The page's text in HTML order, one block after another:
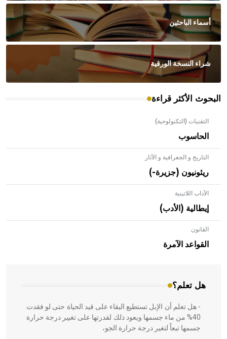
أسماء الباحثين
شراء النسخة الورقية
البحوث الأكثر قراءة
التقنيات (التكنولوجية)
الحاسوب
التاريخ و الجغرافية و الآثار
ريئونيون (جزيرة-)
الآداب اللاتينية
إيطالية (الأدب)
القانون
القواعد الآمرة
هل تعلم؟
- هل تعلم أن الأبلق نوع من الفنون الهندسية التي ارتبطت
بالعمارة الإسلامية في بلاد الشام ومصر خاصة، حيث يحرص
المعمار على بناء مداميكه وخاصة في الواجهات
- هل تعلم أن الإبل تستطيع البقاء على قيد الحياة حتى لو فقدت
40% من ماء جسمها ويعود ذلك لقدرتها على تغيير درجة حرارة
جسمها تبعاً لتغير درجة حرارة الجو،